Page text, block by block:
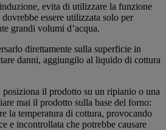
evita di utilizzare la funzione
essere utilizzata solo per
grandi volumi d’acqua.
direttamente sulla superficie in
danni, aggiungilo al liquido di cottura
il prodotto su un ripianio o una
mai il prodotto sulla base del forno:
la temperatura di cottura, provocando
e incontrollata che potrebbe causare